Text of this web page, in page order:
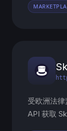
受欧洲法
API 获取